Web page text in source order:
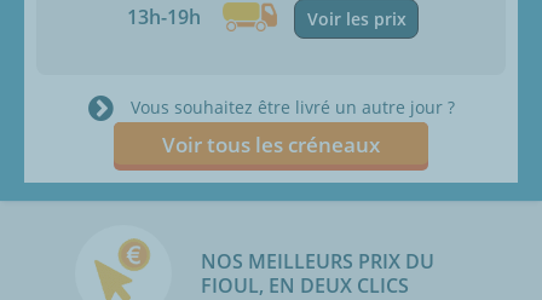
13h-19h Voir les prix
Vous souhaitez être livré un autre jour ?
Voir tous les créneaux
NOS MEILLEURS PRIX DU
FIOUL, EN DEUX CLICS